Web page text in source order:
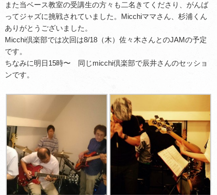
また当ベース教室の受講生の方々も二名きてくださり、がんば
ってジャズに挑戦されていました。Micchiママさん、杉浦くん
ありがとうございました。
Micchi倶楽部では次回は8/18（木）佐々木さんとのJAMの予定
です。
ちなみに明日15時〜 同じmicchi倶楽部で辰井さんのセッショ
ンです。